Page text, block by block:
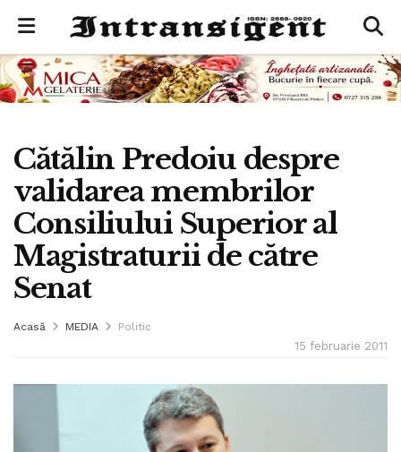
Cătălin Predoiu despre
validarea membrilor
Consiliului Superior al
Magistraturii de către
Senat
Acasă MEDIA Politic
15 februarie 2011